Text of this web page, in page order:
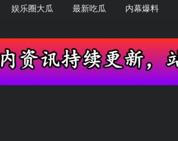
娱乐圈大瓜 最新吃瓜 内幕爆料